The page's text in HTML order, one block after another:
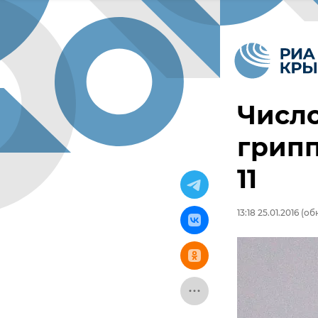
11
13:18 25.01.2016